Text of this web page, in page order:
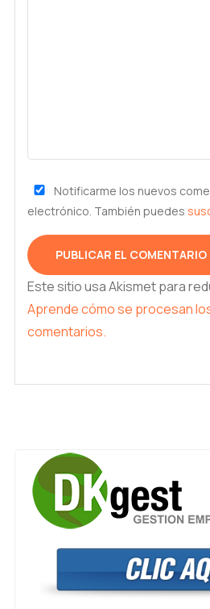
Notificarme los nuevos
electrónico. También puedes
Este sitio usa Akismet para
Aprende cómo se procesan
comentarios.